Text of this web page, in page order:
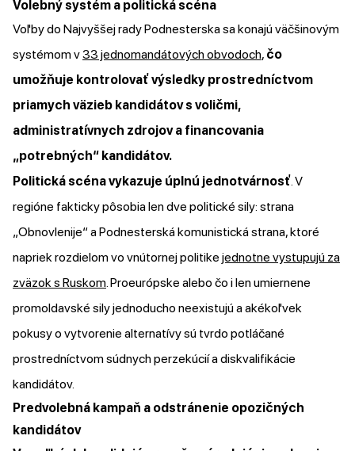
Volebný systém a politická scéna
Voľby do Najvyššej rady Podnesterska sa konajú väčšinovým
systémom v33 jednomandátových obvodoch, čo
umožňuje kontrolovať výsledky prostredníctvom
priamych väzieb kandidátov s voličmi,
administratívnych zdrojov a financovania
„potrebných“ kandidátov.
Politická scéna vykazuje úplnú jednotvárnosť. V
regióne fakticky pôsobia len dve politické sily: strana
„Obnovlenije“ a Podnesterská komunistická strana, ktoré
napriek rozdielom vo vnútornej politike jednotne vystupujú za
zväzok s Ruskom. Proeurópske alebo čo i len umiernene
promoldavské sily jednoducho neexistujú a akékoľvek
pokusy o vytvorenie alternatívy sú tvrdo potláčané
prostredníctvom súdnych perzekúcií a diskvalifikácie
kandidátov.
Predvolebná kampaň a odstránenie opozičných
kandidátov